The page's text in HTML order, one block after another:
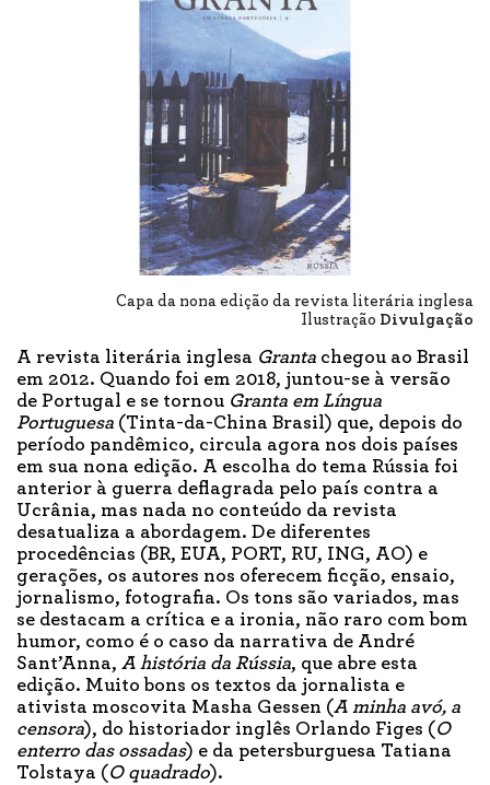
Capa da nona edição da revista literária inglesa
Ilustração Divulgação
A revista literária inglesa Granta chegou ao Brasil
em 2012. Quando foi em 2018, juntou-se à versão
de Portugal e se tornou Granta em Língua
Portuguesa (Tinta-da-China Brasil) que, depois do
período pandêmico, circula agora nos dois países
em sua nona edição. A escolha do tema Rússia foi
anterior à guerra deflagrada pelo país contra a
Ucrânia, mas nada no conteúdo da revista
desatualiza a abordagem. De diferentes
procedências (BR, EUA, PORT, RU, ING, AO) e
gerações, os autores nos oferecem ficção, ensaio,
jornalismo, fotografia. Os tons são variados, mas
se destacam a crítica e a ironia, não raro com bom
humor, como é o caso da narrativa de André
Sant’Anna, A história da Rússia, que abre esta
edição. Muito bons os textos da jornalista e
ativista moscovita Masha Gessen (A minha avó, a
censora), do historiador inglês Orlando Figes ( O
enterro das ossadas) e da petersburguesa Tatiana
Tolstaya ( O quadrado).